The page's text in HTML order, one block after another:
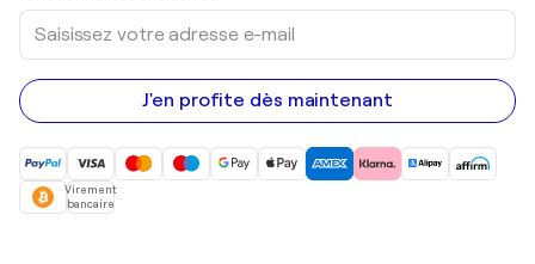
Saisissez
votre
adresse
e-
mail
J'en profite dès maintenant
Virement
bancaire